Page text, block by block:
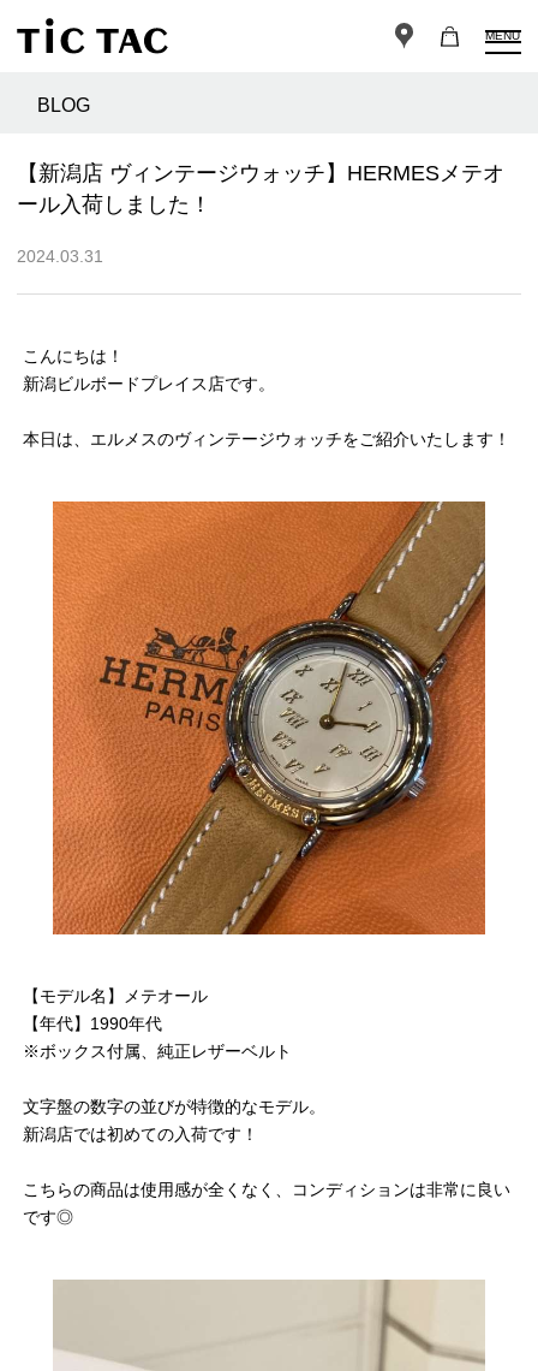
MENU
BLOG
【新潟店 ヴィンテージウォッチ】HERMESメテオ
ール入荷しました！
2024.03.31
こんにちは！
新潟ビルボードプレイス店です。
本日は、エルメスのヴィンテージウォッチをご紹介いたします！
【モデル名】メテオール
【年代】1990年代
※ボックス付属、純正レザーベルト
文字盤の数字の並びが特徴的なモデル。
新潟店では初めての入荷です！
こちらの商品は使用感が全くなく、コンディションは非常に良い
です◎